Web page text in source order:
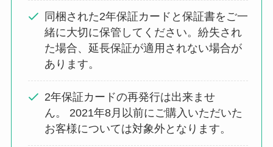
同梱された2年保証カードと保証書をご一
緒に大切に保管してください。紛失され
た場合、延長保証が適用されない場合が
あります。
2年保証カードの再発行は出来ませ
ん。 2021年8月以前にご購入いただいた
お客様については対象外となります。